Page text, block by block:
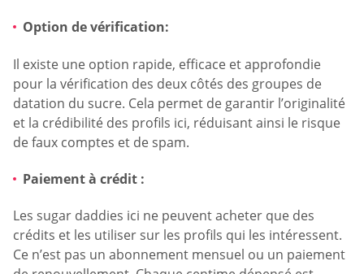
Option de vérification:
Il existe une option rapide, efficace et approfondie
pour la vérification des deux côtés des groupes de
datation du sucre. Cela permet de garantir l’originalité
et la crédibilité des profils ici, réduisant ainsi le risque
de faux comptes et de spam.
Paiement à crédit :
Les sugar daddies ici ne peuvent acheter que des
crédits et les utiliser sur les profils qui les intéressent.
Ce n’est pas un abonnement mensuel ou un paiement